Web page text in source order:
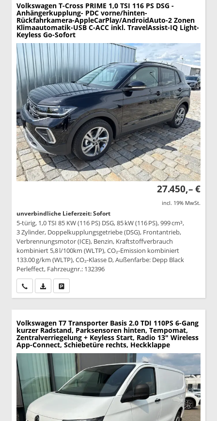
Volkswagen T-Cross PRIME 1,0 TSI 116 PS DSG -
Anhängerkupplung- PDC vorne/hinten-
Rückfahrkamera-AppleCarPlay/AndroidAuto-2 Zonen
Klimaautomatik-USB C-ACC inkl. TravelAssist-IQ Light-
Keyless Go-Sofort
27.450,– €
incl. 19% MwSt.
unverbindliche Lieferzeit: Sofort
5-türig, 1,0 TSI 85 KW (116 PS) DSG, 85 kW (116 PS), 999 cm³,
3 Zylinder, Doppelkupplungsgetriebe (DSG), Frontantrieb,
Verbrennungsmotor (ICE), Benzin, Kraftstoffverbrauch
kombiniert 5,8 l/100km (WLTP), CO₂-Emission kombiniert
133.00 g/km (WLTP), CO₂-Klasse D, Außenfarbe: Depp Black
Perleffect, Fahrzeugnr.: 132396
Wir rufen Sie anPDF-Datei, Fahrzeugexposé drucken
Volkswagen T7 Transporter Basis 2.0 TDI 110PS 6-Gang
kurzer Radstand, Parksensoren hinten, Tempomat,
Zentralverriegelung + Keyless Start, Radio 13" Wireless
App-Connect, Schiebetüre rechts, Heckklappe